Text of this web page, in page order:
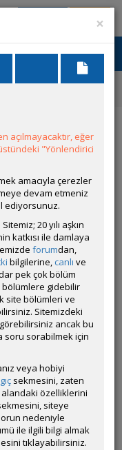
Gertrude
gertrude,red
juice,yeşil
Akvaryum
Sıra Ledli 55 Cm(60-
düşünüyorum çünkü
daha az yapışkan
×
açılmayacaktır, eğer
"Yönlendirici
amacıyla çerezler
devam etmeniz
ediyorsunuz.
20 yılı aşkın
katkısı ile damlaya
forumdan,
bilgilerine, canlı ve
pek çok bölüm
bölümlere gidebilir
site bölümleri ve
Sitemizdeki
ancak bu
soru sorabilmek için
veya hobiyi
sekmesini, zaten
özelliklerini
siteye
nedeniyle
ile ilgili bilgi almak
tıklayabilirsiniz.